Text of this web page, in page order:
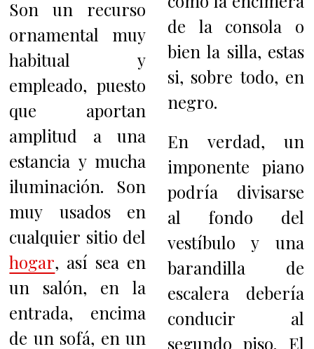
Son un recurso
ornamental muy
habitual y
empleado, puesto
que aportan
amplitud a una
estancia y mucha
iluminación. Son
muy usados en
cualquier sitio del
hogar, así sea en
un salón, en la
entrada, encima
de un sofá, en un
de la consola o
bien la silla, estas
si, sobre todo, en
negro.
En verdad, un
imponente piano
podría divisarse
al fondo del
vestíbulo y una
barandilla de
escalera debería
conducir al
segundo piso. El